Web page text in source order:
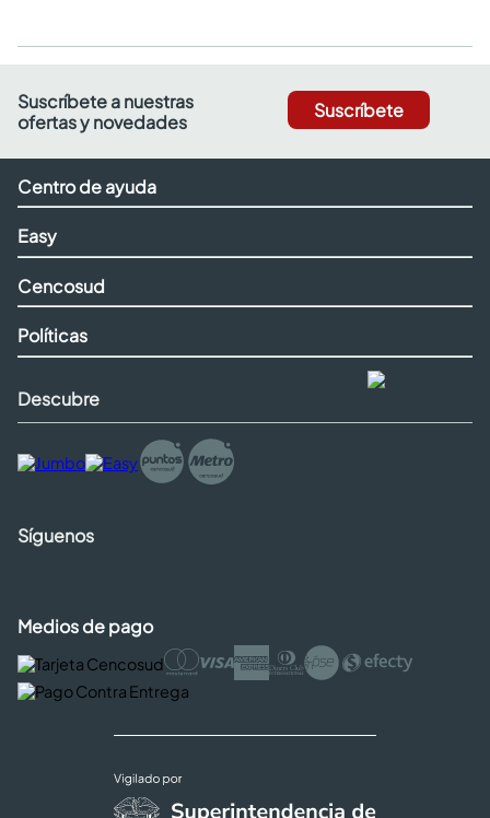
Suscríbete a nuestras
ofertas y novedades
Suscríbete
Centro de ayuda
Easy
Cencosud
Políticas
Descubre
Síguenos
Medios de pago